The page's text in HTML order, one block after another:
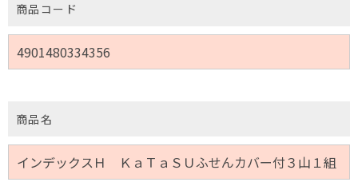
商品コード
商品名